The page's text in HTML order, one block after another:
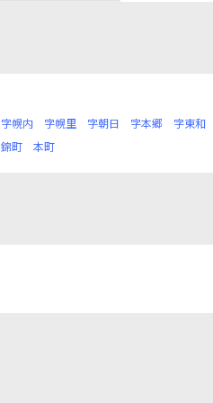
字幌内 字幌里 字朝日 字本郷 字東和
錦町 本町